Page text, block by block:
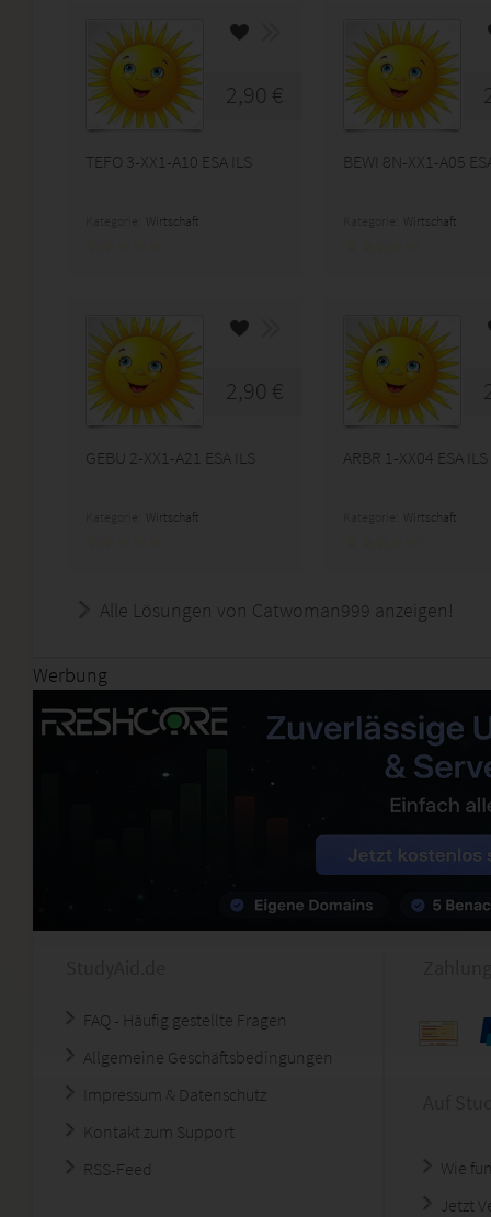
2,90 €
TEFO 3-XX1-A10 ESA ILS
Wirtschaft
BEWI 8N-XX1-A05
Wirtschaft
2,90 €
GEBU 2-XX1-A21 ESA ILS
Wirtschaft
ARBR 1-XX04 ESA ILS
Wirtschaft
Alle Lösungen von Catwoman999 anzeigen!
Werbung
FAQ - Häufig gestellte Fragen
Allgemeine Geschäftsbedingungen
Impressum & Datenschutz
Kontakt zum Support
RSS-Feed
Wie
Jetzt